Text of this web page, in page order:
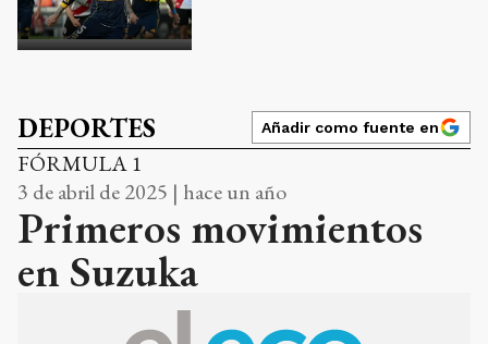
DEPORTES Añadir como fuente en
FÓRMULA 1
3 de abril de 2025 | hace un año
Primeros movimientos
en Suzuka